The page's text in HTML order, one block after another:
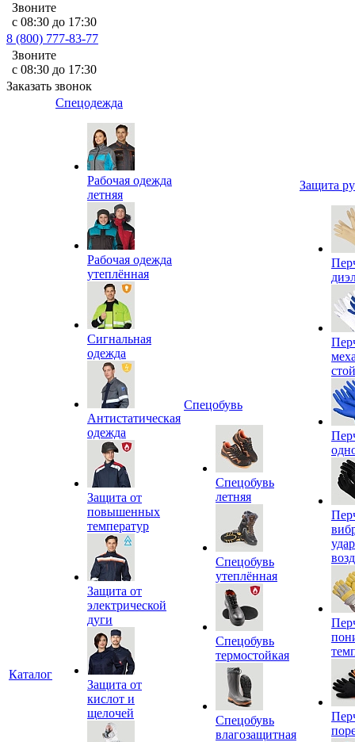
Звоните
с 08:30 до 17:30
8 (800) 777-83-77
Звоните
с 08:30 до 17:30
Заказать звонок
Каталог
Спецодежда
Рабочая одежда
летняя
Рабочая одежда
утеплённая
Сигнальная
одежда
Антистатическая
одежда
Защита от
повышенных
температур
Защита от
электрической
дуги
Защита от
кислот и
щелочей
Спецобувь
Спецобувь
летняя
Спецобувь
утеплённая
Спецобувь
термостойкая
Спецобувь
влагозащитная
Защита